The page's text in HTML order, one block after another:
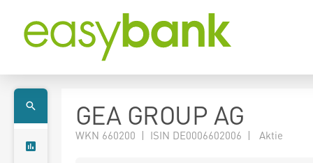
GEA GROUP AG
WKN 660200 | ISIN DE0006602006 | Aktie